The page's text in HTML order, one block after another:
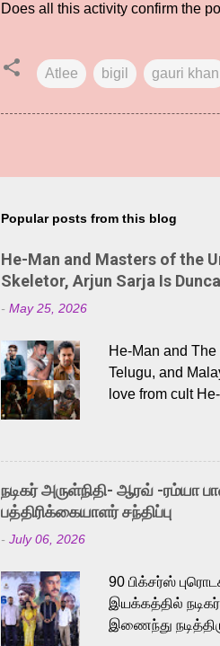
Does all this activity confirm the
Atlee bigil gauri khan
Popular posts from this blog
He-Man and Masters of the
Skeletor, Arjun Sarja Is
- May 25, 2026
He-Man and
Telugu, and
love from cult
Adding to the
singer Karthik,
like “Behene
Karthik is loved
a strong fit for
நடிகர் அருள்நிதி- ஆரவ் -ரம்யா
பத்திரிக்கையாளர் சந்திப்பு
- July 06, 2026
90 பிக்சர்ஸ்
இயக்கத்தில்
இணைந்து